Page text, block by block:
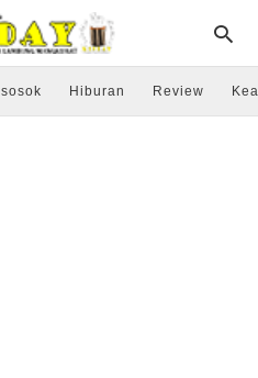
sosok Hiburan Review